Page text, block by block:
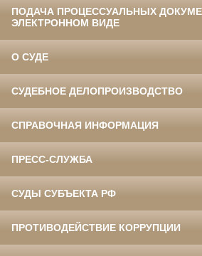
ПОДАЧА ПРОЦЕССУАЛЬНЫХ
ЭЛЕКТРОННОМ ВИДЕ
О СУДЕ
СУДЕБНОЕ ДЕЛОПРОИЗВОДСТВО
СПРАВОЧНАЯ ИНФОРМАЦИЯ
ПРЕСС-СЛУЖБА
СУДЫ СУБЪЕКТА РФ
ПРОТИВОДЕЙСТВИЕ КОРРУПЦИИ